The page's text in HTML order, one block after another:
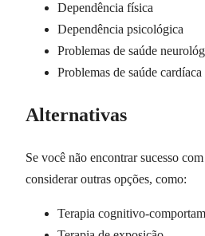
Dependência física
Dependência psicológica
Problemas de saúde
Problemas de saúde cardíaca
Alternativas
Se você não encontrar sucesso
considerar outras opções, como:
Terapia cognitivo-